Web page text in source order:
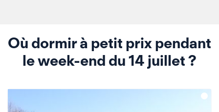
Où dormir à petit prix pendant
le week-end du 14 juillet ?